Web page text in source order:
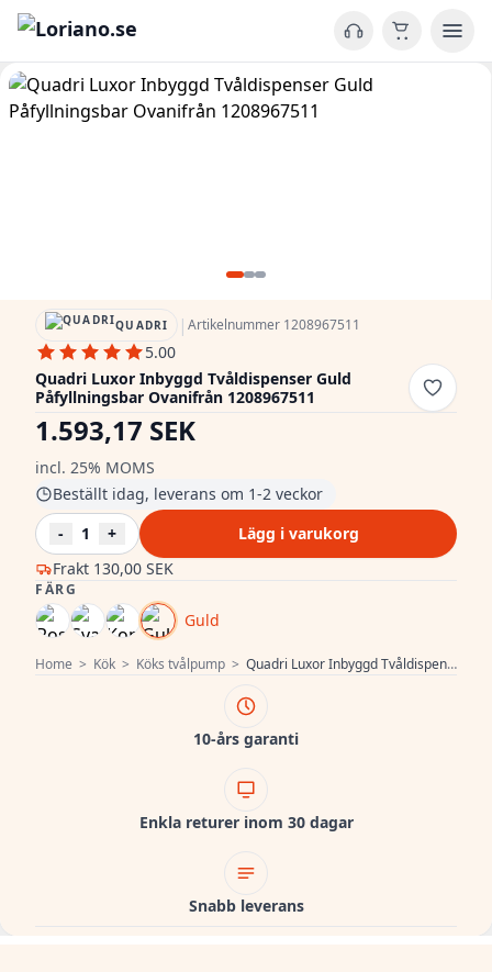
Home > Kök > Köks tvålpump > Quadri Luxor Inbyggd Tvåldispenser Guld Påfyllningsbar Ovanifrån 1208967511
QUADRI |Artikelnummer 1208967511
5.00
Quadri Luxor Inbyggd Tvåldispenser Guld
Påfyllningsbar Ovanifrån 1208967511
1.593,17 SEK
incl. 25% MOMS
Frakt 130,00 SEK
Beställt idag, leverans om 1-2 veckor
-
1 + Lägg i varukorg
FÄRG
Guld
10-års garanti
Enkla returer inom 30 dagar
Snabb leverans